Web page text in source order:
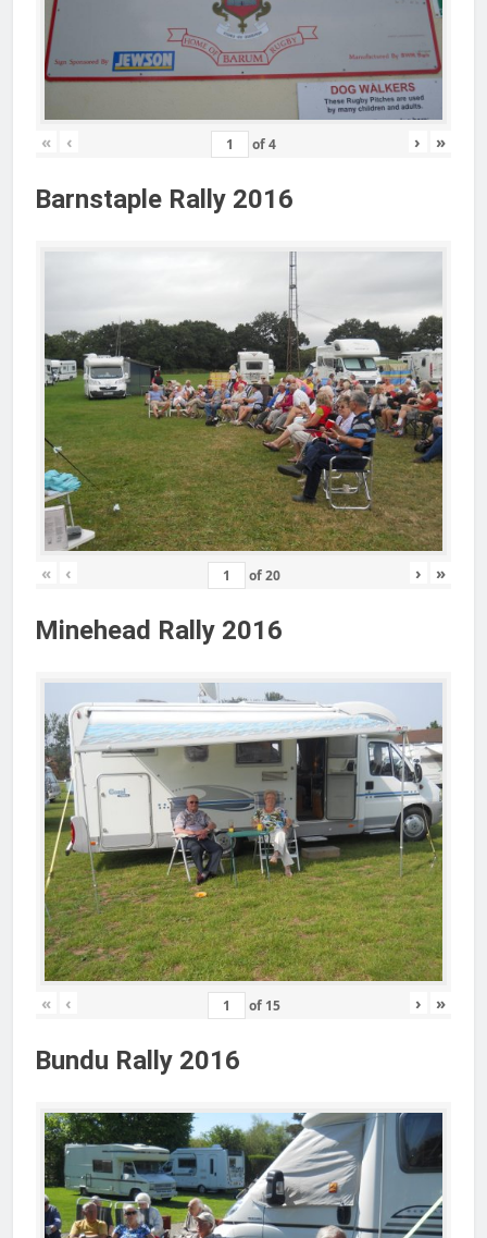
« ‹ of4 › »
Barnstaple Rally 2016
« ‹ of20 › »
Minehead Rally 2016
« ‹ of 15 › »
Bundu Rally 2016